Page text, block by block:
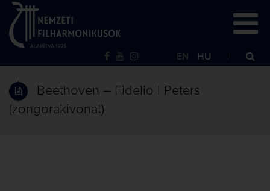
EN HU
Beethoven – Fidelio | Peters
(zongorakivonat)